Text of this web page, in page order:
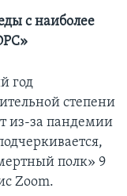
с наиболее
год
степени
из-за пандемии
полк» 9
Zoom.